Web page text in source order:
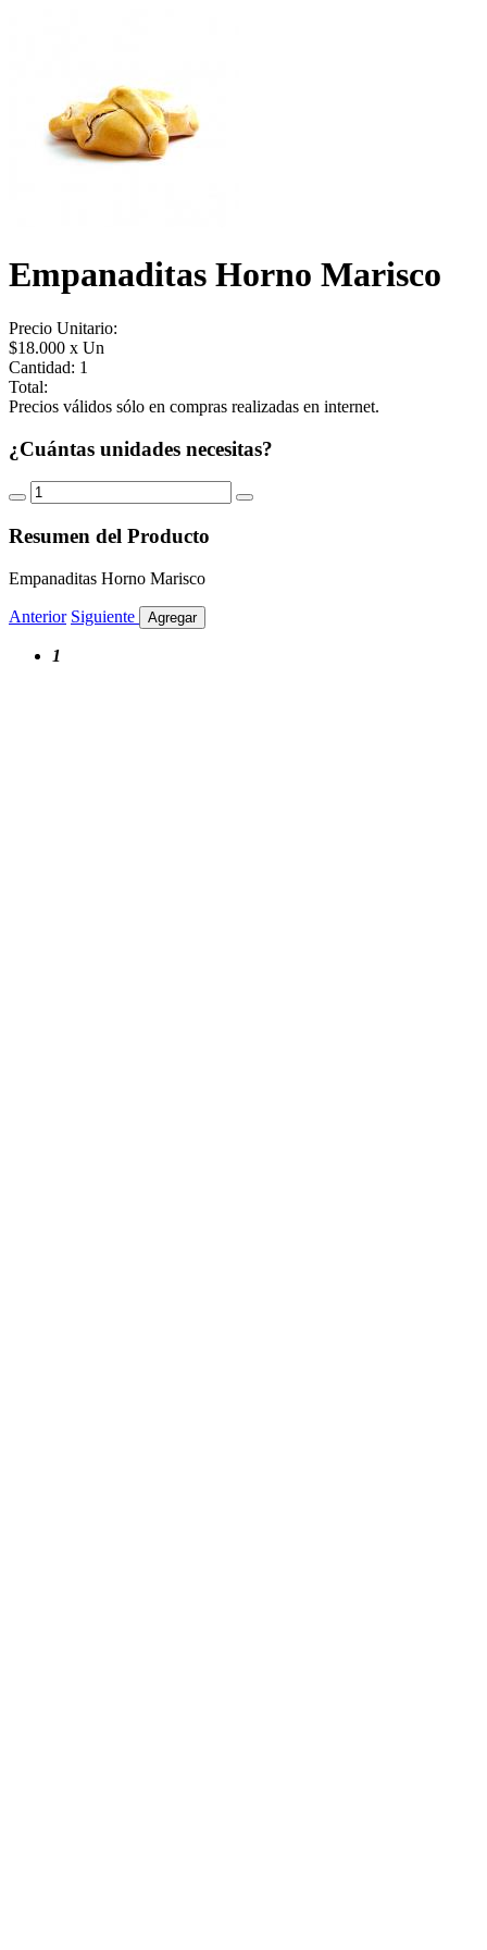
Empanaditas Horno Marisco
Precio Unitario:
$18.000 x Un
Cantidad: 1
Total:
Precios válidos sólo en compras realizadas en internet.
¿Cuántas unidades necesitas?
Resumen del Producto
Empanaditas Horno Marisco
Anterior Siguiente Agregar
1